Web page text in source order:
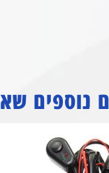
נוספים